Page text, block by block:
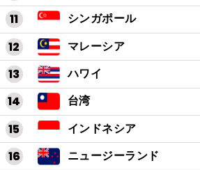
シンガポール
マレーシア
ハワイ
台湾
インドネシア
ニュージーランド